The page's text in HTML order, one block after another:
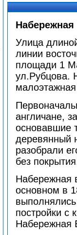
Набережная
Улица
линии
площади 1
ул.Рубцова.
англичане,
основавшие
деревянный
разобрали
без
Набережная
основном в
постройки с
Набережная